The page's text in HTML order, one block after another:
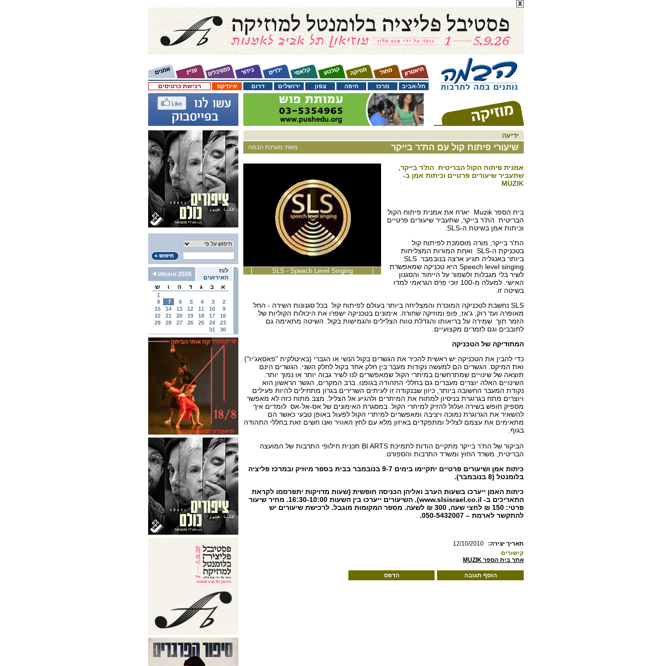
רכישת כרטיסים אינדקס דרום ירושלים צפון חיפה מרכז תל-אביב
לוח
האירועים
2026 אוגוסט
א
ב ג ד ה ו ש
1
2
3
4
5
6
7
8
9
10
11
12
13
14
15
16
17
18
19
20
21
22
23
24
25
26
27
28
29
30
31
ידיעה
מאת: מערכת הבמה שיעורי פיתוח קול עם הת'ר בייקר
SLS - Speech Level Singing
אמנית פיתוח הקול הבריטית הת'ר בייקר,
שתעביר שיעורים פרטיים וכיתות אמן ב-
MUZIK
בית הספר Muzik יארח את אמנית פיתוח הקול
הבריטית הת'ר בייקר, שתעביר שיעורים פרטיים
וכיתות אמן בשיטת ה-SLS.
הת'ר בייקר, מורה מוסמכת לפיתוח קול
בטכניקת ה-SLS ואחת המורות המצליחות
ביותר באנגליה תגיע ארצה בנובמבר. SLS
Speech level singing היא טכניקה שמאפשרת
לשיר בלי מגבלות ולשמור על הייחוד והסגנון
האישי. למעלה מ-100 זוכי פרס הגראמי למדו
בשיטה זו.
SLS נחשבת לטכניקה המוכרת והמצליחה ביותר בעולם לפיתוח קול בכל סגנונות השירה - החל
מאופרה ועד רוק, ג'אז, פופ ומוזיקה שחורה. אימונים בטכניקה ישפרו את היכולות הקוליות של
הזמר תוך שמירה על בריאותו והגדלת טווח הצלילים והגמישות בקול. השיטה מתאימה גם
לחובבים וגם לזמרים מקצועיים.
המתודיקה של הטכניקה
כדי להבין את הטכניקה יש ראשית להכיר את הגשרים בקול הנשי או הגברי (באיטלקית "פאסאג'יו")
ואת המיקס. הגשרים הם למעשה נקודות מעבר בין חלק אחד בקול לחלק השני. הגשרים הינם
תוצאה של שינויים שמתרחשים במיתרי הקול שמאפשרים לנו לשיר גבוה יותר או נמוך יותר.
השינויים האלה יוצרים מעברים גם בחללי התהודה בגופנו. ברב המקרים, הגשר הראשון הוא
נקודת המעבר החשובה ביותר, כיוון שבנקודה זו לעיתים השרירים בגרון מתחילים להיות פעילים
ויוצרים מתח בגרוגרת בניסיון למתוח את המיתרים ולהגיע אל הצליל. מצב מתוח כזה לא מאפשר
מספיק חופש בשירה ועלול להזיק למיתרי הקול. במסגרת האימונים של אס-אל-אס לומדים איך
להשאיר את הגרוגרת נמוכה ויציבה ומאפשרים למיתרי הקול לפעול באופן טבעי כאשר הם
מתאימים את עצמם לצליל ומתפקדים באיזון מלא עם לחץ האוויר ואנו חשים זאת בחללי התהודה
בגוף.
הביקור של הת'ר בייקר מתקיים הודות לתמיכת BI ARTS תכנית חילופי התרבות של המועצה
הבריטית, משרד החוץ ומשרד התרבות והספורט.
כיתות אמן ושיעורים פרטיים יתקיימו בימים 9-7 בנובמבר בבית בספר מיוזיק ובמרכז פליציה
בלומנטל (8 בנובמבר).
כיתות האמן ייערכו בשעות הערב ואליהן הכניסה חופשית (שעות מדויקות יתפרסמו לקראת
התאריכים ב- www.slsisrael.co.il). השיעורים ייערכו בין השעות 16:30-10:00. מחיר שיעור
פרטי: 150 ₪ לחצי שעה, 300 ₪ לשעה. מספר המקומות מוגבל. לרכישת שיעורים יש
להתקשר לארמת – 050-5432007.
12/10/2010
:תאריך יצירה
קישורים
אתר בית הספר MUZIK
הדפס הוסף תגובה